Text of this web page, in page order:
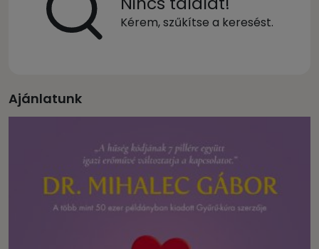
Kérem, szűkítse a keresést.
Ajánlatunk